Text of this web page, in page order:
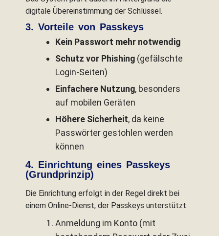
digitale Übereinstimmung der Schlüssel.
3. Vorteile von Passkeys
Kein Passwort mehr notwendig
Schutz vor Phishing (gefälschte
Login-Seiten)
Einfachere Nutzung, besonders
auf mobilen Geräten
Höhere Sicherheit, da keine
Passwörter gestohlen werden
können
4. Einrichtung eines Passkeys
(Grundprinzip)
Die Einrichtung erfolgt in der Regel direkt bei
einem Online-Dienst, der Passkeys unterstützt:
Anmeldung im Konto (mit